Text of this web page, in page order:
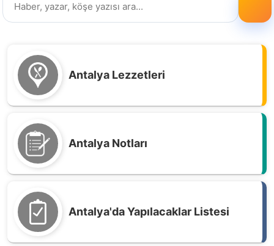
Antalya Lezzetleri
Antalya Notları
Antalya'da Yapılacaklar Listesi